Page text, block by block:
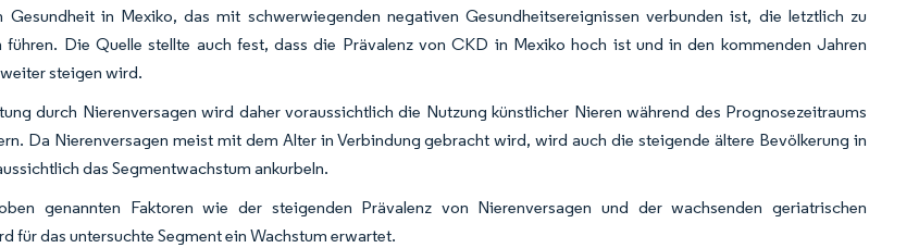
Gesundheit in Mexiko, das mit schwerwiegenden negativen Gesundheitsereignissen verbunden ist, die letztlich zu
führen. Die Quelle stellte auch fest, dass die Prävalenz von CKD in Mexiko hoch ist und in den kommenden Jahren
steigen wird.
durch Nierenversagen wird daher voraussichtlich die Nutzung künstlicher Nieren während des Prognosezeitraums
Da Nierenversagen meist mit dem Alter in Verbindung gebracht wird, wird auch die steigende ältere Bevölkerung in
das Segmentwachstum ankurbeln.
genannten Faktoren wie der steigenden Prävalenz von Nierenversagen und der wachsenden geriatrischen
für das untersuchte Segment ein Wachstum erwartet.